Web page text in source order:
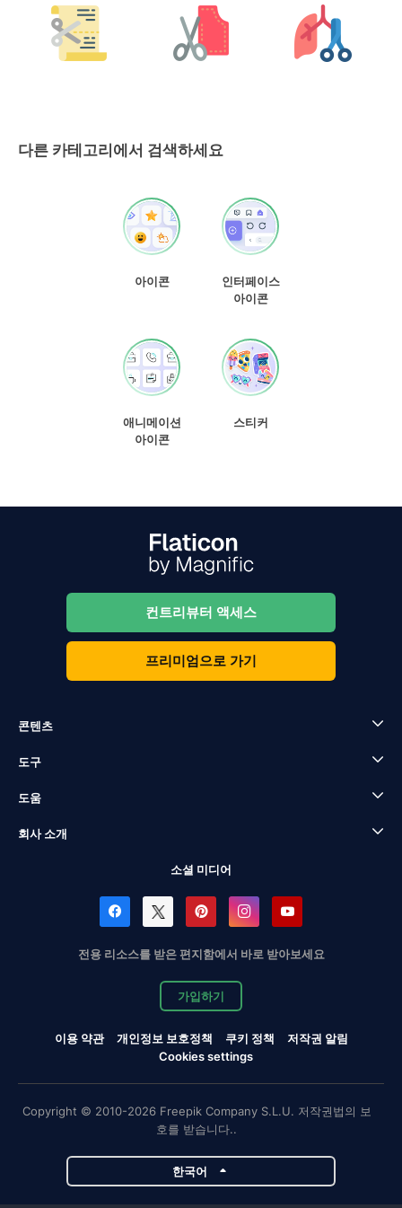
다른 카테고리에서 검색하세요
아이콘
인터페이스
아이콘
애니메이션
아이콘
스티커
컨트리뷰터 액세스
프리미엄으로 가기
콘텐츠
도구
도움
회사 소개
소셜 미디어
전용 리소스를 받은 편지함에서 바로 받아보세요
가입하기
이용 약관 개인정보 보호정책 쿠키 정책
저작권 알림
Cookies settings
Copyright © 2010-2026 Freepik Company S.L.U. 저작권법의 보
호를 받습니다..
한국어